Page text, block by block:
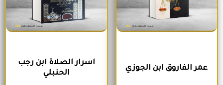
عمر الفاروق ابن الجوزي
اسرار الصلاة ابن رجب
الحنبلي